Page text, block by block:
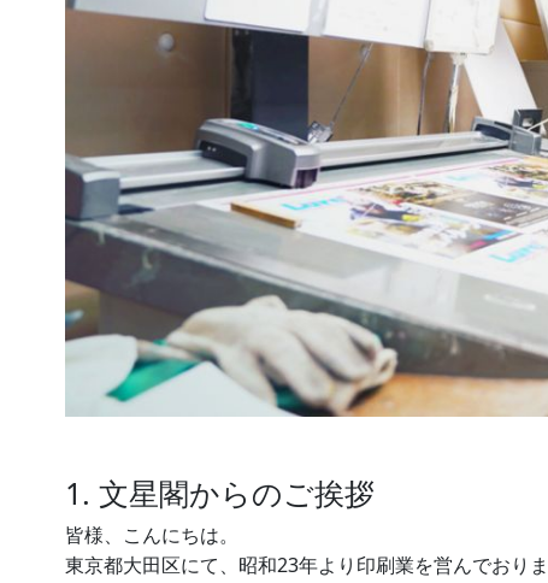
1. 文星閣からのご挨拶
皆様、こんにちは。
東京都大田区にて、昭和23年より印刷業を営んでおり